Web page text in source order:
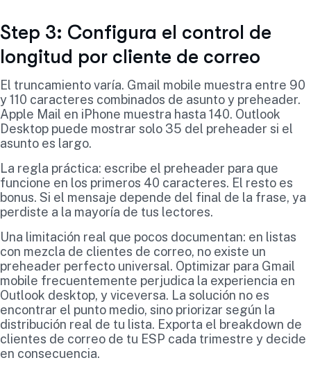
Step 3: Configura el control de
longitud por cliente de correo
El truncamiento varía. Gmail mobile muestra entre 90
y 110 caracteres combinados de asunto y preheader.
Apple Mail en iPhone muestra hasta 140. Outlook
Desktop puede mostrar solo 35 del preheader si el
asunto es largo.
La regla práctica: escribe el preheader para que
funcione en los primeros 40 caracteres. El resto es
bonus. Si el mensaje depende del final de la frase, ya
perdiste a la mayoría de tus lectores.
Una limitación real que pocos documentan: en listas
con mezcla de clientes de correo, no existe un
preheader perfecto universal. Optimizar para Gmail
mobile frecuentemente perjudica la experiencia en
Outlook desktop, y viceversa. La solución no es
encontrar el punto medio, sino priorizar según la
distribución real de tu lista. Exporta el breakdown de
clientes de correo de tu ESP cada trimestre y decide
en consecuencia.